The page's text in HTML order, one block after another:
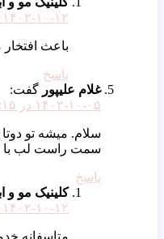
۱۴۰۲-۱۰-۱۲ در ۱۴:۱۶
باعث افتخار
غلام علیپورگفت:
۱۴۰۲-۱۰-۰۵ در ۲۲:۱۵
سلام. میشه تو دوتا
سمت راست لب با
کلینیک مو و ابرو
۱۴۰۲-۱۰-۱۲ در ۱۴:۱۷
متاسفانه خدمات